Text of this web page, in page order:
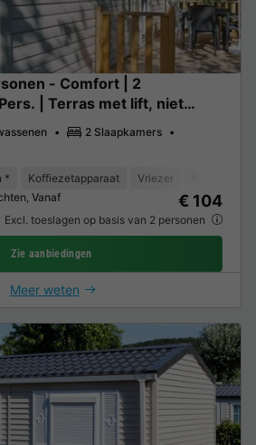
- Comfort | 2
| Terras met lift, niet
2 Slaapkamers
* Koffiezetapparaat Vriezer
Vanaf
€ 104
Excl. toeslagen op basis van 2 personen
Zie aanbiedingen
Meer weten